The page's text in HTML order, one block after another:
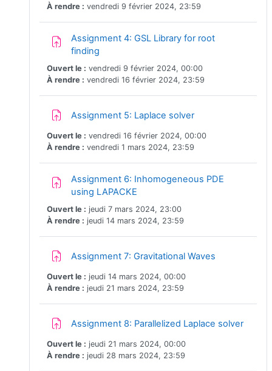
À rendre : vendredi 9 février 2024, 23:59
Assignment 4: GSL Library for root
finding
Ouvert le : vendredi 9 février 2024, 00:00
À rendre : vendredi 16 février 2024, 23:59
Assignment 5: Laplace solverDevoir
Ouvert le : vendredi 16 février 2024, 00:00
À rendre : vendredi 1 mars 2024, 23:59
Assignment 6: Inhomogeneous PDE
using LAPACKE
Ouvert le : jeudi 7 mars 2024, 23:00
À rendre : jeudi 14 mars 2024, 23:59
Assignment 7: Gravitational Waves
Ouvert le : jeudi 14 mars 2024, 00:00
À rendre : jeudi 21 mars 2024, 23:59
Assignment 8: Parallelized Laplace solverDevoir
Ouvert le : jeudi 21 mars 2024, 00:00
À rendre : jeudi 28 mars 2024, 23:59